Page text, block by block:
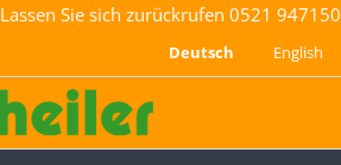
Lassen Sie sich zurückrufen 0521 947150
Deutsch English